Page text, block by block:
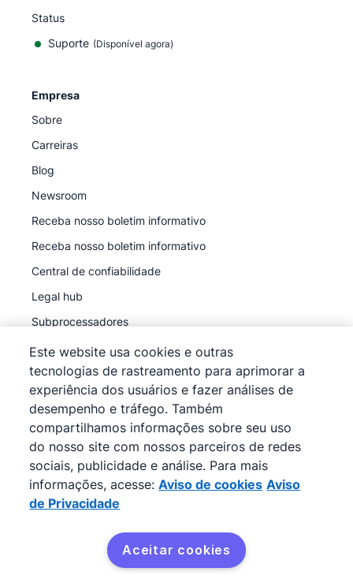
Status
Suporte (Disponível agora)
Empresa
Sobre
Carreiras
Blog
Newsroom
Receba nosso boletim informativo
Receba nosso boletim informativo
Central de confiabilidade
Legal hub
Subprocessadores
©2026Pipedrive
Pipedrive
Termos de Serviço
Pipedrive
Aviso de Privacidade
Mapa do site
Aviso de cookies
Preferências de cookies
O Pipedrive é um CRM de vendas baseado na web.
Este website usa cookies e outras
tecnologias de rastreamento para aprimorar a
experiência dos usuários e fazer análises de
desempenho e tráfego. Também
compartilhamos informações sobre seu uso
do nosso site com nossos parceiros de redes
sociais, publicidade e análise. Para mais
informações, acesse: Aviso de cookies Aviso
de Privacidade
Aceitar cookies